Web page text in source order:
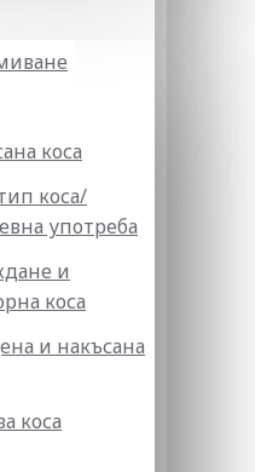
коса
коса/
употреба
и
коса
и накъсана
коса